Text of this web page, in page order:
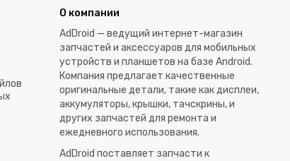
О компании
AdDroid — ведущий интернет-магазин
запчастей и аксессуаров для мобильных
устройств и планшетов на базе Android.
Компания предлагает качественные
оригинальные детали, такие как дисплеи,
аккумуляторы, крышки, тачскрины, и
других запчастей для ремонта и
ежедневного использования.​
AdDroid поставляет запчасти к